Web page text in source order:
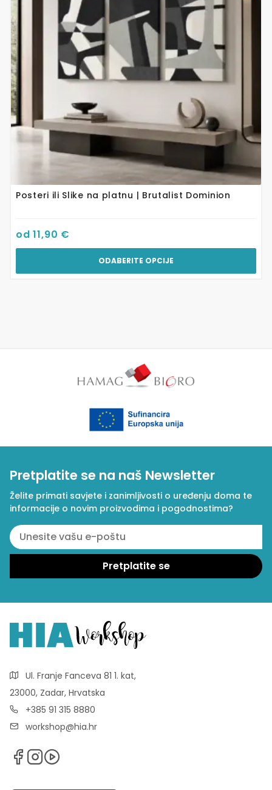
Posteri ili Slike na platnu | Brutalist Dominion
od11,90 €
ODABERITE OPCIJE
se
odabrati
na
stranici
proizvoda
Pretplatite se na naš Newsletter
Želite primati savjete i zanimljivosti o uređenju doma te
informacije o novim proizvodima i pogodnostima?
Ul. Franje Fanceva 81 1. kat,
23000, Zadar, Hrvatska
+385 91 315 8880
workshop@hia.hr